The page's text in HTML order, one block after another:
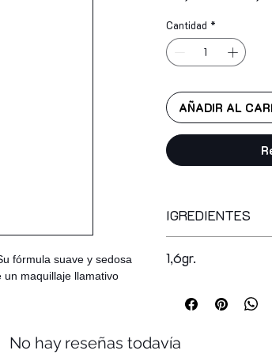
fórmula suave y sedosa
un maquillaje llamativo
Cantidad *
AÑADIR AL
IGREDIENTES
caprylic/capric
octyldodecanol,
copernicia cerifera
microcrystalline
1,6gr.
No hay reseñas todavía